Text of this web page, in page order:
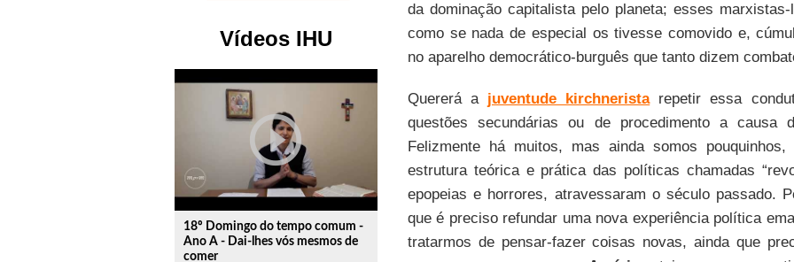
Vídeos IHU
play_circle_outline
18º Domingo do tempo comum -
Ano A - Dai-lhes vós mesmos de
comer
da dominação capitalista pelo planeta; esses
como se nada de especial os tivesse comovido e,
no aparelho democrático-burguês que tanto dizem
Quererá a juventude kirchneristarepetir essa
questões secundárias ou de procedimento a causa
Felizmente há muitos, mas ainda somos
estrutura teórica e prática das políticas chamadas
epopeias e horrores, atravessaram o século passado.
que é preciso refundar uma nova experiência política
tratarmos de pensar-fazer coisas novas, ainda que